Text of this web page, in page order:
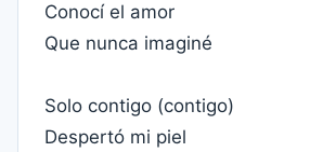
Conocí el amor
Que nunca imaginé
Solo contigo (contigo)
Despertó mi piel